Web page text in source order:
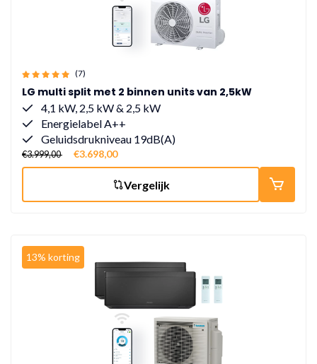
(7)
LG multi split met 2 binnen units van 2,5kW
4,1 kW, 2,5 kW & 2,5 kW
Energielabel A++
Geluidsdrukniveau 19dB(A)
€3.999,00 €3.698,00
Vergelijk
13% korting